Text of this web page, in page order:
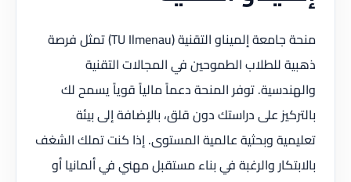
منحة جامعة إلميناو التقنية (TU Ilmenau) تمثل فرصة
ذهبية للطلاب الطموحين في المجالات التقنية
والهندسية. توفر المنحة دعماً مالياً قوياً يسمح لك
بالتركيز على دراستك دون قلق، بالإضافة إلى بيئة
تعليمية وبحثية عالمية المستوى. إذا كنت تملك الشغف
بالابتكار والرغبة في بناء مستقبل مهني في ألمانيا أو